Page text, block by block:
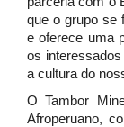
que o grupo se
e oferece uma
os
a cultura do
O Tambor
Afroperuano,